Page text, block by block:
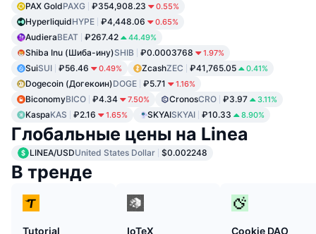
PAX GoldPAXG ₽354,908.23 0.55%
HyperliquidHYPE ₽4,448.06 0.65%
AudieraBEAT ₽267.42 44.49%
Shiba Inu (Шиба-ину)SHIB ₽0.0003768 1.97%
SuiSUI ₽56.46 0.49% ZcashZEC ₽41,765.05 0.41%
Dogecoin (Догекоин)DOGE ₽5.71 1.16%
BiconomyBICO ₽4.34 7.50% CronosCRO ₽3.97 3.11%
KaspaKAS ₽2.16 1.65% SKYAISKYAI ₽10.33 8.90%
Глобальные цены на Linea
LINEA/USDUnited States Dollar $0.002248
В тренде
Tutorial
IoTeX
Cookie DAO